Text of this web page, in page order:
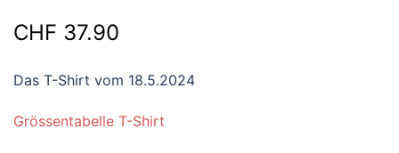
CHF 37.90
Das T-Shirt vom 18.5.2024
Grössentabelle T-Shirt